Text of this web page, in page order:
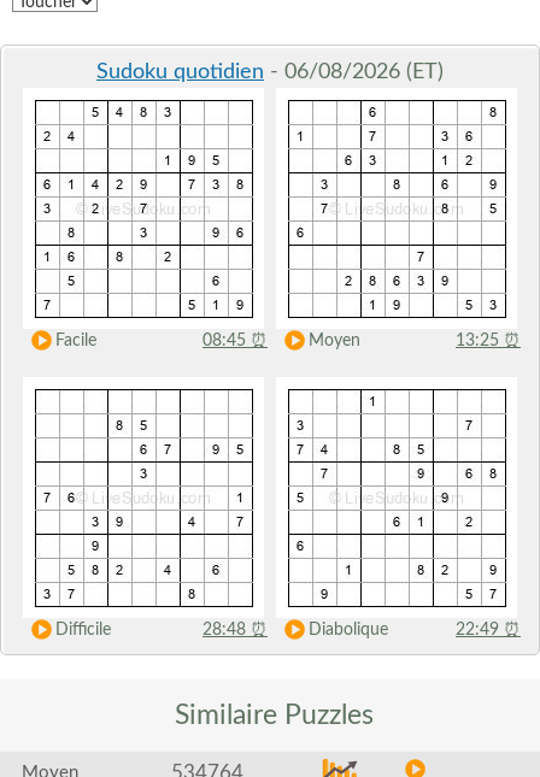
Sudoku quotidien - 06/08/2026 (ET)
Facile 08:45 ⏰ Moyen 13:25 ⏰
Difficile 28:48 ⏰ Diabolique 22:49 ⏰
Similaire Puzzles
Moyen 534764